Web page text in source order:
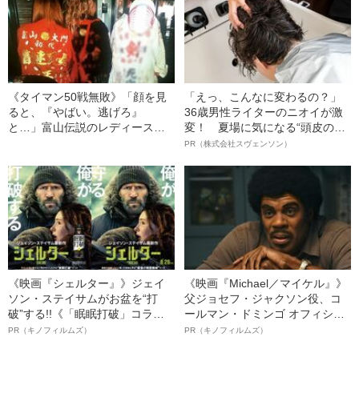
《タイマン50戦無敗》「顔を見
ると、『やばい。逃げろ』
と…」富山伝説のレディース初
「えっ、こんなに変わるの？」
36歳男性ライターのニオイが激
変！ 夏場に気になる“頭皮のニ
オイ”や“ベタつき”を解消す
ト”が生み出した徹底ケアとは
PR（株式会社スヴェンソン）
《映画『シェルター』》ジェイ
ソン・ステイサムがお盆を“打
破”する!!《「眠眠打破」コラ
ボ》
PR（キノフィルムズ）
《映画『Michael／マイケル』》
父ジョセフ・ジャクソン役、コ
ールマン・ドミンゴ オフィシャ
ルインタビュー“観客を魅了した
PR（キノフィルムズ）